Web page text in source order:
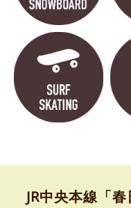
JR中央本線「